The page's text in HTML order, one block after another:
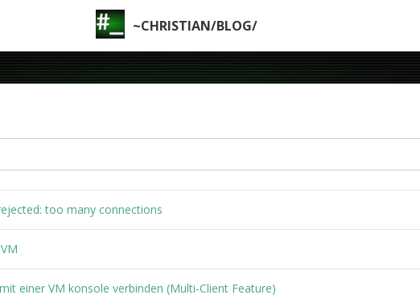
~CHRISTIAN/BLOG/
too many connections
einer VM konsole verbinden (Multi-Client Feature)